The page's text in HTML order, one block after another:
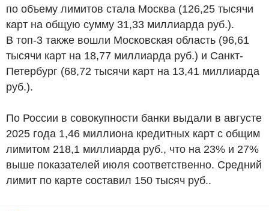
по объему лимитов стала Москва (126,25 тысячи
карт на общую сумму 31,33 миллиарда руб.).
В топ-3 также вошли Московская область (96,61
тысячи карт на 18,77 миллиарда руб.) и Санкт-
Петербург (68,72 тысячи карт на 13,41 миллиарда
руб.).
По России в совокупности банки выдали в августе
2025 года 1,46 миллиона кредитных карт с общим
лимитом 218,1 миллиарда руб., что на 23% и 27%
выше показателей июля соответственно. Средний
лимит по карте составил 150 тысяч руб..